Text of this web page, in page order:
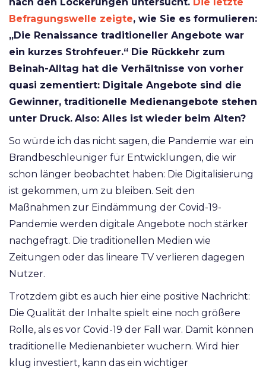
Befragungswelle zeigte, wie Sie es formulieren:
„Die Renaissance traditioneller Angebote war
ein kurzes Strohfeuer.“ Die Rückkehr zum
Beinah-Alltag hat die Verhältnisse von vorher
quasi zementiert: Digitale Angebote sind die
Gewinner, traditionelle Medienangebote stehen
unter Druck. Also: Alles ist wieder beim Alten?
So würde ich das nicht sagen, die Pandemie war ein
Brandbeschleuniger für Entwicklungen, die wir
schon länger beobachtet haben: Die Digitalisierung
ist gekommen, um zu bleiben. Seit den
Maßnahmen zur Eindämmung der Covid-19-
Pandemie werden digitale Angebote noch stärker
nachgefragt. Die traditionellen Medien wie
Zeitungen oder das lineare TV verlieren dagegen
Nutzer.
Trotzdem gibt es auch hier eine positive Nachricht:
Die Qualität der Inhalte spielt eine noch größere
Rolle, als es vor Covid-19 der Fall war. Damit können
traditionelle Medienanbieter wuchern. Wird hier
klug investiert, kann das ein wichtiger